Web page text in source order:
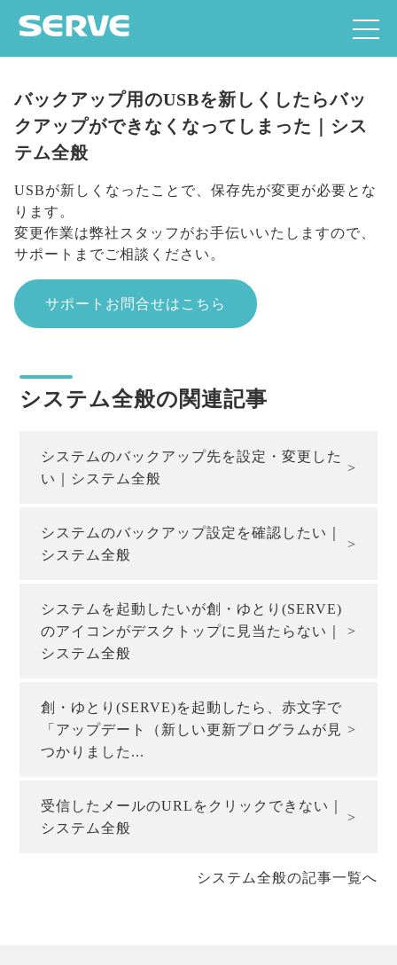
バックアップ用のUSBを新しくしたらバッ
クアップができなくなってしまった｜シス
テム全般
USBが新しくなったことで、保存先が変更が必要とな
ります。
変更作業は弊社スタッフがお手伝いいたしますので、
サポートまでご相談ください。
サポートお問合せはこちら
システム全般の関連記事
システムのバックアップ先を設定・変更した
い｜システム全般
システムのバックアップ設定を確認したい｜
システム全般
システムを起動したいが創・ゆとり(SERVE)
のアイコンがデスクトップに見当たらない｜
システム全般
創・ゆとり(SERVE)を起動したら、赤文字で
「アップデート（新しい更新プログラムが見
つかりました...
受信したメールのURLをクリックできない｜
システム全般
システム全般の記事一覧へ